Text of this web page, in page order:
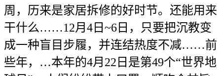
周，历来是家居拆修的好时节。还能用来
干什么……12月4日~6日，只要把沉教变
成一种盲目步履，并连结热度不减……前
些年，…本年的4月22日是第49个“世界地